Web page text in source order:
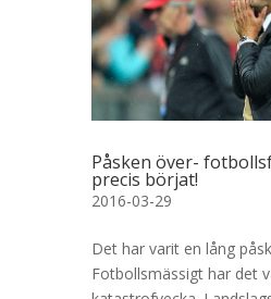
Påsken över-
precis börjat!
2016-03-29
Det har varit en lång
Fotbollsmässigt har det